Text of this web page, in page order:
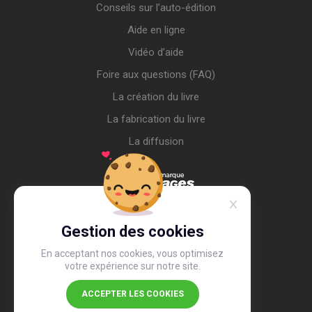
Gestion des cookies
En acceptant nos cookies, vous optimisez
votre expérience sur notre site.
ACCEPTER LES COOKIES
Conseils sur l’auto-édition
Aide en ligne
Vidéo d’aide
Foire aux questions (FAQ)
La création du livre
La fabrication du livre
La diffusion
4,4